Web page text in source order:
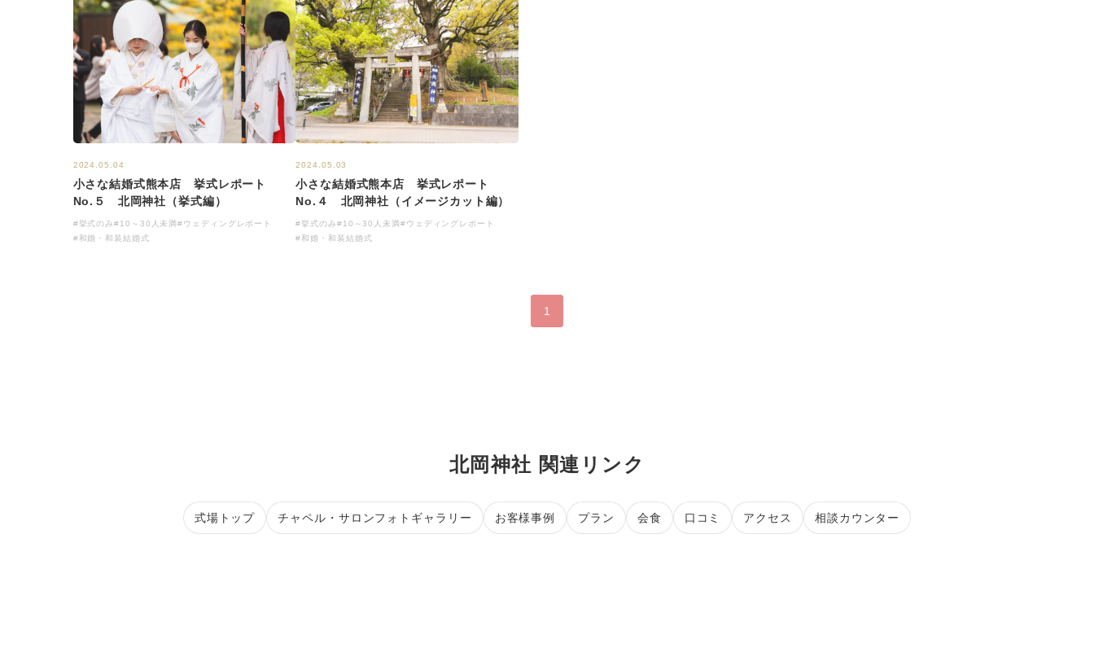
2024.05.04
小さな結婚式熊本店 挙式レポート
No.５ 北岡神社（挙式編）
#挙式のみ#10～30人未満#ウェディングレポート
#和婚・和装結婚式
2024.05.03
小さな結婚式熊本店 挙式レポート
No.４ 北岡神社（イメージカット編）
#挙式のみ#10～30人未満#ウェディングレポート
#和婚・和装結婚式
1
北岡神社 関連リンク
式場トップ チャペル・サロンフォトギャラリー お客様事例 プラン 会食 口コミ アクセス 相談カウンター